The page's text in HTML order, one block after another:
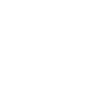
を Facebook で表示
ィールを Twitter で表示